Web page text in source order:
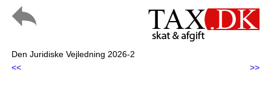
Den Juridiske Vejledning 2026-2
<<
>>